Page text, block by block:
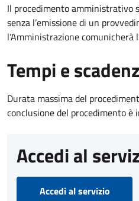
Il procedimento amministrativo
senza l’emissione di un
l’Amministrazione comunicherà
Tempi e
Durata massima del
conclusione del procedimento è
Accedi al
Accedi al servizio